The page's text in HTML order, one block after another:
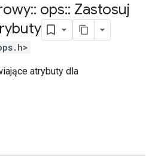
:: ops:: Zastosuj
atrybuty dla